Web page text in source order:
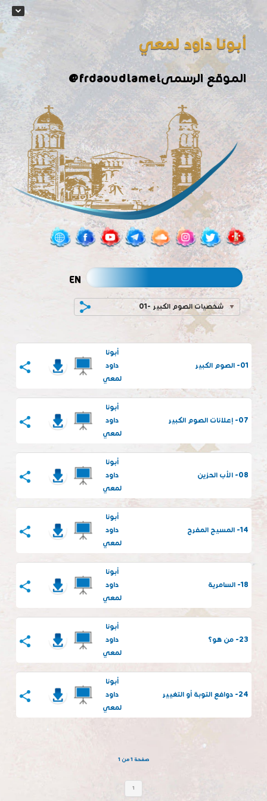
EN
أبونا داود لمعي
الموقع الرسمى@frdaoudlamei
01- شخصيات الصوم الكبير
أبونا
داود
لمعي
07- إعلانات الصوم الكبير
أبونا
داود
لمعي
أبونا
داود
لمعي
أبونا
داود
لمعي
أبونا
داود
لمعي
أبونا
داود
لمعي
أبونا
داود
لمعي
صفحة 1 من 1